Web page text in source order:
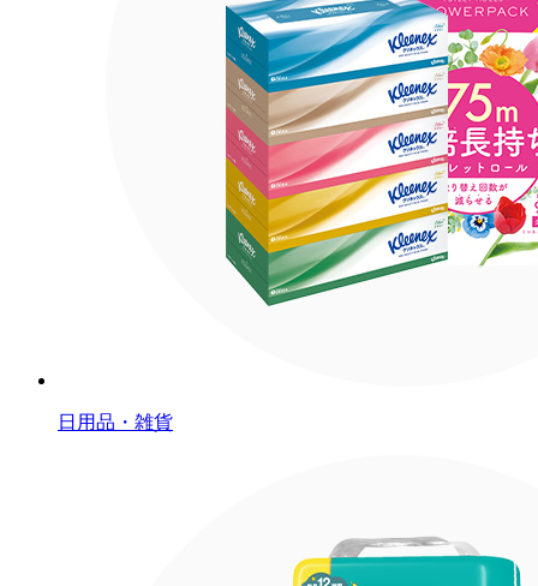
日用品・雑貨